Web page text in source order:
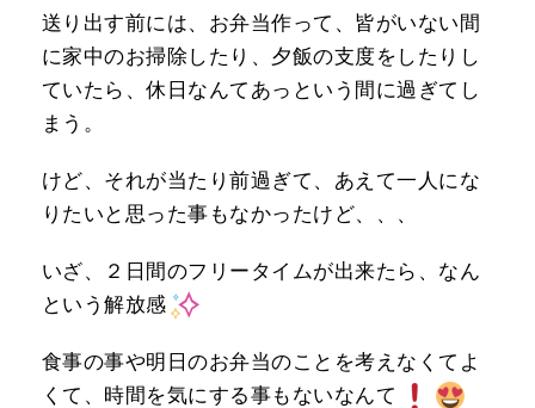
送り出す前には、お弁当作って、皆がいない間
に家中のお掃除したり、夕飯の支度をしたりし
ていたら、休日なんてあっという間に過ぎてし
まう。
けど、それが当たり前過ぎて、あえて一人にな
りたいと思った事もなかったけど、、、
いざ、２日間のフリータイムが出来たら、なん
という解放感
食事の事や明日のお弁当のことを考えなくてよ
くて、時間を気にする事もないなんて